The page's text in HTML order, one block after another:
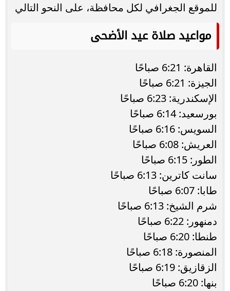
للموقع الجغرافي لكل محافظة، على النحو التالي
مواعيد صلاة عيد الأضحى
القاهرة: 6:21 صباحًا
الجيزة: 6:21 صباحًا
الإسكندرية: 6:23 صباحًا
بورسعيد: 6:14 صباحًا
السويس: 6:16 صباحًا
العريش: 6:08 صباحًا
الطور: 6:15 صباحًا
سانت كاترين: 6:13 صباحًا
طابا: 6:07 صباحًا
شرم الشيخ: 6:13 صباحًا
دمنهور: 6:22 صباحًا
طنطا: 6:20 صباحًا
المنصورة: 6:18 صباحًا
الزقازيق: 6:19 صباحًا
بنها: 6:20 صباحًا